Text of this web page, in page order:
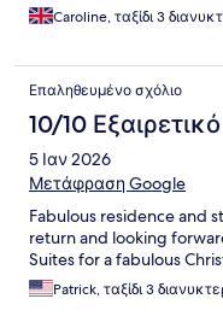
Caroline, ταξίδι 3
Επαληθευμένο σχόλιο
10/10 Εξαιρετικό
5 Ιαν 2026
Μετάφραση Google
Fabulous residence and
return and looking
Suites for a fabulous
Patrick, ταξίδι 3